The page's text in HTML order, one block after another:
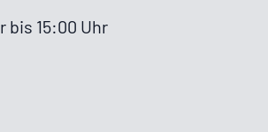
bis 15:00 Uhr